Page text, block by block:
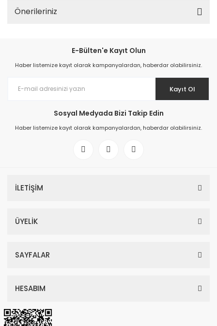
Önerileriniz
E-Bülten'e Kayıt Olun
Haber listemize kayıt olarak kampanyalardan, haberdar olabilirsiniz.
Kayıt Ol
Sosyal Medyada Bizi Takip Edin
Haber listemize kayıt olarak kampanyalardan, haberdar olabilirsiniz.
İLETİŞİM
ÜYELİK
SAYFALAR
HESABIM